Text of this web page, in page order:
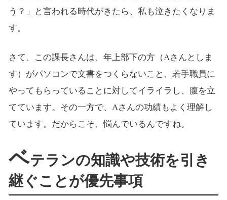
う？」と言われる時代がきたら、私も泣きたくなりま
す。
さて、この課長さんは、年上部下の方（Aさんとしま
す）がパソコンで文書をつくらないこと、若手職員に
やってもらっていることに対してイライラし、腹を立
てています。その一方で、Aさんの功績もよく理解し
ています。だからこそ、悩んでいるんですね。
ベテランの知識や技術を引き
継ぐことが優先事項